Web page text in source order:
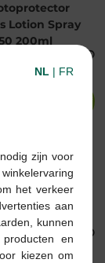
Lotion Spray
200ml
-41%*
30,66 €
Secure Eau
200ml
NL | FR
zijn voor
het verkeer
aan
kunnen
en
kiezen om